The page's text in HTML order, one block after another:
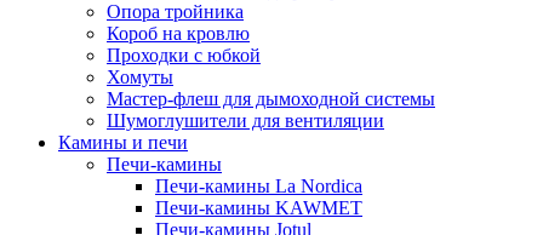
Опора тройника
Короб на кровлю
Проходки с юбкой
Хомуты
Мастер-флеш для дымоходной системы
Шумоглушители для вентиляции
Камины и печи
Печи-камины
Печи-камины La Nordica
Печи-камины KAWMET
Печи-камины Jotul